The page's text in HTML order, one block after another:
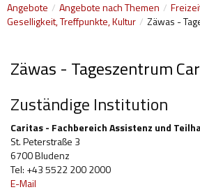
Angebote / Angebote nach Themen /
Geselligkeit, Treffpunkte, Kultur / Zäwas -
Zäwas - Tageszentrum
Zuständige Institution
Caritas - Fachbereich Assistenz und
St. Peterstraße 3
6700 Bludenz
Tel: +43 5522 200 2000
E-Mail
Angebote nach Themen
Barrierefreiheit
Freizeit
Gesetze und Verordnungen
Gesetzliche Vertretungen
Anbieter
Veranstaltungen